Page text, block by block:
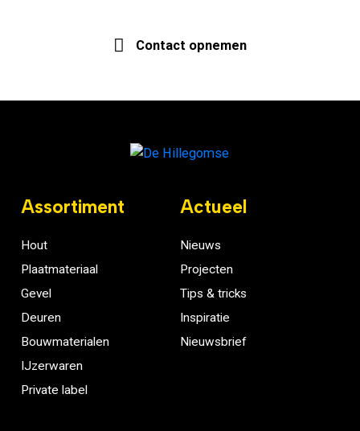
Contact opnemen
Assortiment
Hout
Plaatmateriaal
Gevel
Deuren
Bouwmaterialen
IJzerwaren
Private label
Actueel
Nieuws
Projecten
Tips & tricks
Inspiratie
Nieuwsbrief